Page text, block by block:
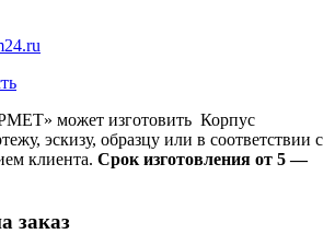
может изготовить Корпус
эскизу, образцу или в соответствии с
клиента. Срок изготовления от 5 —
заказ